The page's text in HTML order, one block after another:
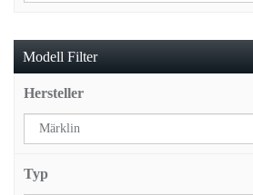
Modell Filter
Hersteller
Typ